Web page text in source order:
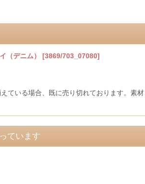
（デニム） [3869/703_07080]
ている場合、既に売り切れております。素
ています